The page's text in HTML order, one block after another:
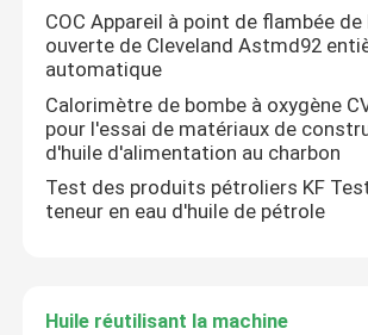
COC Appareil à point de flambée de
ouverte de Cleveland Astmd92
automatique
Calorimètre de bombe à oxygène
pour l'essai de matériaux de
d'huile d'alimentation au charbon
Test des produits pétroliers KF
teneur en eau d'huile de pétrole
Huile réutilisant la machine